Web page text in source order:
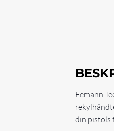
Eemann
din pistols